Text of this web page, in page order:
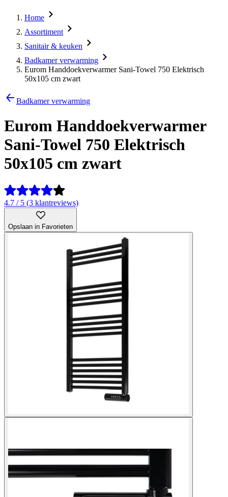
Home
Assortiment
Sanitair & keuken
Badkamer verwarming
Eurom Handdoekverwarmer Sani-Towel 750 Elektrisch
50x105 cm zwart
Badkamer verwarming
Eurom Handdoekverwarmer
Sani-Towel 750 Elektrisch
50x105 cm zwart
4.7 / 5 (3 klantreviews)
Opslaan in Favorieten